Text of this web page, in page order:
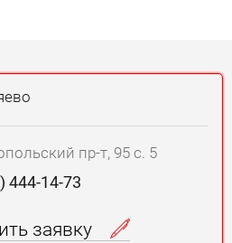
пр-т, 95 с. 5
444-14-73
заявку